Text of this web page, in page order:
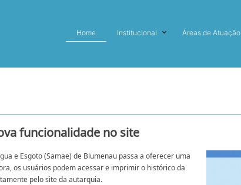
Home Institucional Áreas de Atuação
funcionalidade no site
e Esgoto (Samae) de Blumenau passa a oferecer uma
os usuários podem acessar e imprimir o histórico da
pelo site da autarquia.